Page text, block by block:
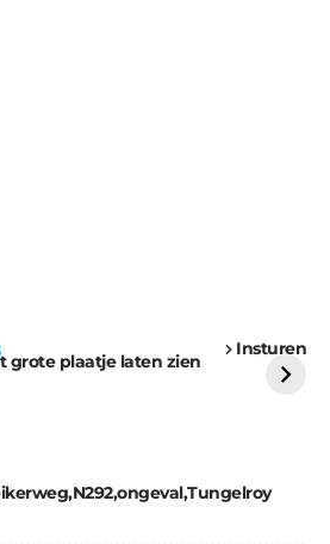
Insturen
grote plaatje laten zien
uitdaging
N292ongevalTungelroy